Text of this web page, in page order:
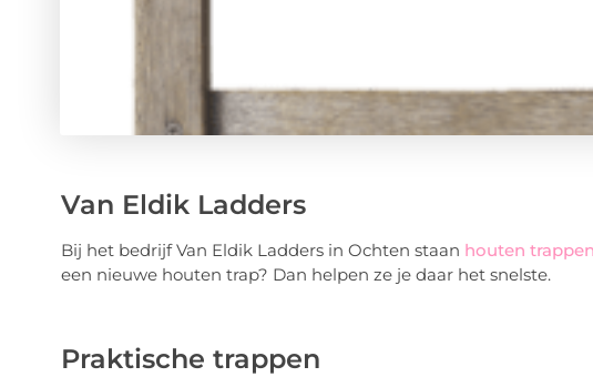
Van Eldik Ladders
Bij het bedrijf Van Eldik Ladders in Ochten staan houten trappen
een nieuwe houten trap? Dan helpen ze je daar het snelste.
Praktische trappen